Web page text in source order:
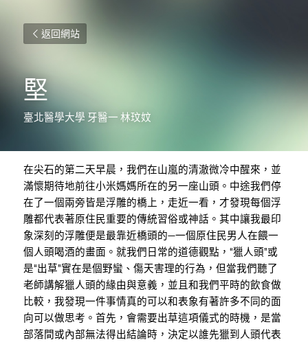
返回網站
堅
臺北醫學大學 牙醫一 林玟妏
在尖石的第二天早晨，我們在山嵐的清澈微冷中醒來，並
滿懷期待地前往小米媽媽所在的另一座山頭。中途我們停
在了一個兩旁皆是浮雕的橋上，走近一看，才發現每個浮
雕都代表著原住民重要的傳統習俗或神話。其中讓我最印
象深刻的浮雕便是最靠近橋頭的—一個原住民男人在餵一
個人頭喝酒的畫面。就我們日常的道德觀點，“獵人頭”或
是“出草”實在是個野蠻、傷天害理的行為，但當我們聽了
老師講解獵人頭的緣由與意義，並且和我們平時的飲食做
比較，我發現一件事情真的可以和表象有著許多不同的面
向可以做思考。首先，會需要出草這項儀式的時機，是當
部落間或內部無法得出結論時，決定以誰先獵到人頭代表